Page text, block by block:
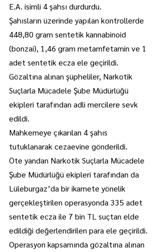
E.A. isimli 4 şahsı durdurdu.
Şahısların üzerinde yapılan kontrollerde
448,80 gram sentetik kannabinoid
(bonzai), 1,46 gram metamfetamin ve 1
adet sentetik ecza ele geçirildi.
Gözaltına alınan şüpheliler, Narkotik
Suçlarla Mücadele Şube Müdürlüğü
ekipleri tarafından adli mercilere sevk
edildi.
Mahkemeye çıkarılan 4 şahıs
tutuklanarak cezaevine gönderildi.
Öte yandan Narkotik Suçlarla Mücadele
Şube Müdürlüğü ekipleri tarafından da
Lüleburgaz’da bir ikamete yönelik
gerçekleştirilen operasyonda 335 adet
sentetik ecza ile 7 bin TL suçtan elde
edildiği değerlendirilen para ele geçirildi.
Operasyon kapsamında gözaltına alınan